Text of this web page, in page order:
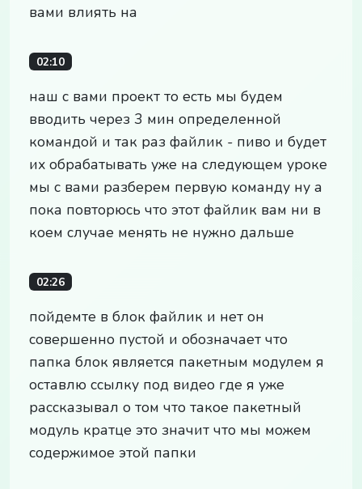
вами влиять на
02:10
наш с вами проект то есть мы будем
вводить через 3 мин определенной
командой и так раз файлик - пиво и будет
их обрабатывать уже на следующем уроке
мы с вами разберем первую команду ну а
пока повторюсь что этот файлик вам ни в
коем случае менять не нужно дальше
02:26
пойдемте в блок файлик и нет он
совершенно пустой и обозначает что
папка блок является пакетным модулем я
оставлю ссылку под видео где я уже
рассказывал о том что такое пакетный
модуль кратце это значит что мы можем
содержимое этой папки